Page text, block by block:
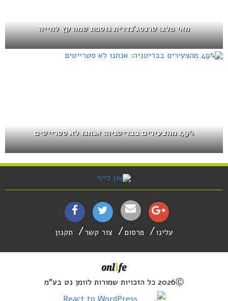
מאי פלג: טרנסג'נדרית נוספת שמה קץ לחייה
49% מהצעירים בבריטניה: אנחנו לא סטרייטים
עלינו פרסום צור קשר תקנון
2026Ⓒ כל הזכויות שמורות לוומן נט בע"מ